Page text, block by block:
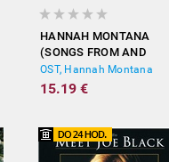
HANNAH MONTANA
(SONGS FROM AND
INSPIRED BY THE HIT TV
SERIES)
OST, Hannah Montana
15.19 €